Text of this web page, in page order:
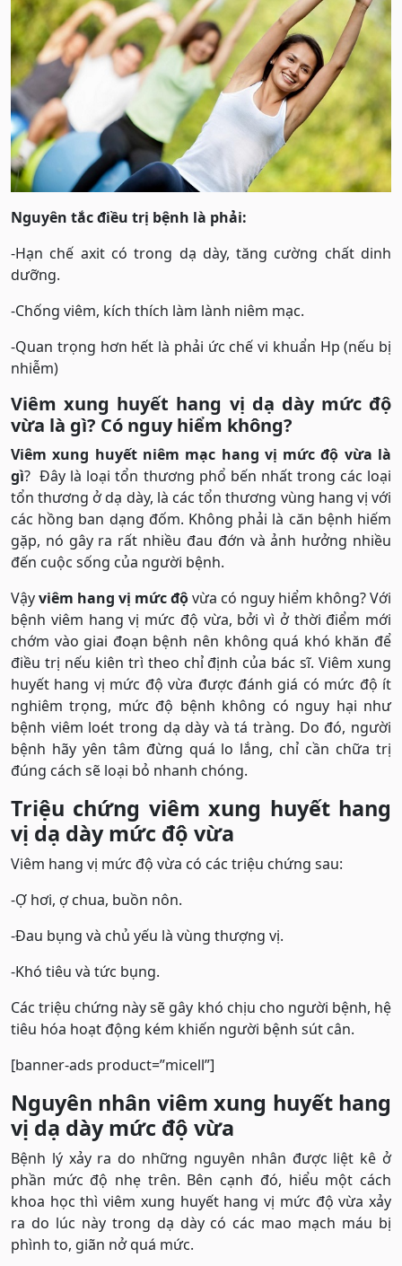
Nguyên tắc điều trị bệnh là phải:
-Hạn chế axit có trong dạ dày, tăng cường chất dinh
dưỡng.
-Chống viêm, kích thích làm lành niêm mạc.
-Quan trọng hơn hết là phải ức chế vi khuẩn Hp (nếu bị
nhiễm)
Viêm xung huyết hang vị dạ dày mức độ
vừa là gì? Có nguy hiểm không?
Viêm xung huyết niêm mạc hang vị mức độ vừa là
gì? Đây là loại tổn thương phổ bến nhất trong các loại
tổn thương ở dạ dày, là các tổn thương vùng hang vị với
các hồng ban dạng đốm. Không phải là căn bệnh hiếm
gặp, nó gây ra rất nhiều đau đớn và ảnh hưởng nhiều
đến cuộc sống của người bệnh.
Vậyviêm hang vị mức độvừa có nguy hiểm không? Với
bệnh viêm hang vị mức độ vừa, bởi vì ở thời điểm mới
chớm vào giai đoạn bệnh nên không quá khó khăn để
điều trị nếu kiên trì theo chỉ định của bác sĩ. Viêm xung
huyết hang vị mức độ vừa được đánh giá có mức độ ít
nghiêm trọng, mức độ bệnh không có nguy hại như
bệnh viêm loét trong dạ dày và tá tràng. Do đó, người
bệnh hãy yên tâm đừng quá lo lắng, chỉ cần chữa trị
đúng cách sẽ loại bỏ nhanh chóng.
Triệu chứng viêm xung huyết hang
vị dạ dày mức độ vừa
Viêm hang vị mức độ vừa có các triệu chứng sau:
-Ợ hơi, ợ chua, buồn nôn.
-Đau bụng và chủ yếu là vùng thượng vị.
-Khó tiêu và tức bụng.
Các triệu chứng này sẽ gây khó chịu cho người bệnh, hệ
tiêu hóa hoạt động kém khiến người bệnh sút cân.
[banner-ads product=”micell”]
Nguyên nhân viêm xung huyết hang
vị dạ dày mức độ vừa
Bệnh lý xảy ra do những nguyên nhân được liệt kê ở
phần mức độ nhẹ trên. Bên cạnh đó, hiểu một cách
khoa học thì viêm xung huyết hang vị mức độ vừa xảy
ra do lúc này trong dạ dày có các mao mạch máu bị
phình to, giãn nở quá mức.